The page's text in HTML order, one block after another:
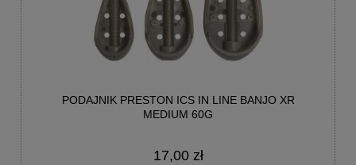
PODAJNIK PRESTON ICS IN LINE BANJO XR
MEDIUM 60G
17,00 zł